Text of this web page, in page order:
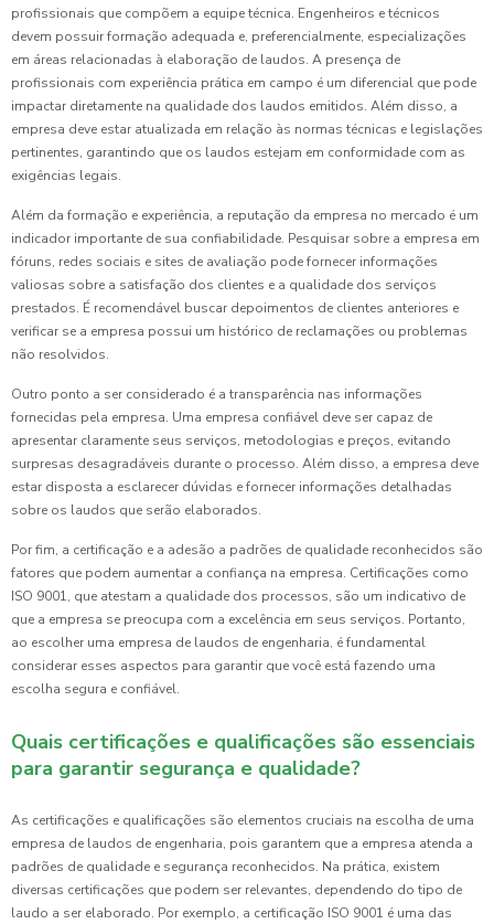
profissionais que compõem a equipe técnica. Engenheiros e técnicos
devem possuir formação adequada e, preferencialmente, especializações
em áreas relacionadas à elaboração de laudos. A presença de
profissionais com experiência prática em campo é um diferencial que pode
impactar diretamente na qualidade dos laudos emitidos. Além disso, a
empresa deve estar atualizada em relação às normas técnicas e legislações
pertinentes, garantindo que os laudos estejam em conformidade com as
exigências legais.
Além da formação e experiência, a reputação da empresa no mercado é um
indicador importante de sua confiabilidade. Pesquisar sobre a empresa em
fóruns, redes sociais e sites de avaliação pode fornecer informações
valiosas sobre a satisfação dos clientes e a qualidade dos serviços
prestados. É recomendável buscar depoimentos de clientes anteriores e
verificar se a empresa possui um histórico de reclamações ou problemas
não resolvidos.
Outro ponto a ser considerado é a transparência nas informações
fornecidas pela empresa. Uma empresa confiável deve ser capaz de
apresentar claramente seus serviços, metodologias e preços, evitando
surpresas desagradáveis durante o processo. Além disso, a empresa deve
estar disposta a esclarecer dúvidas e fornecer informações detalhadas
sobre os laudos que serão elaborados.
Por fim, a certificação e a adesão a padrões de qualidade reconhecidos são
fatores que podem aumentar a confiança na empresa. Certificações como
ISO 9001, que atestam a qualidade dos processos, são um indicativo de
que a empresa se preocupa com a excelência em seus serviços. Portanto,
ao escolher uma empresa de laudos de engenharia, é fundamental
considerar esses aspectos para garantir que você está fazendo uma
escolha segura e confiável.
Quais certificações e qualificações são essenciais
para garantir segurança e qualidade?
As certificações e qualificações são elementos cruciais na escolha de uma
empresa de laudos de engenharia, pois garantem que a empresa atenda a
padrões de qualidade e segurança reconhecidos. Na prática, existem
diversas certificações que podem ser relevantes, dependendo do tipo de
laudo a ser elaborado. Por exemplo, a certificação ISO 9001 é uma das